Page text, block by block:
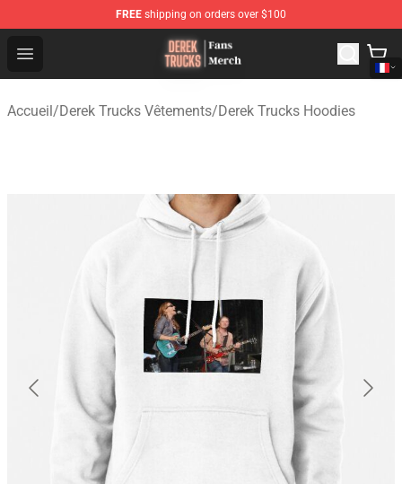
FREE shipping on orders over $100
Open menu
Derek Trucks Store - Official Derek Trucks Merchandise
Accueil/Derek Trucks Vêtements/Derek Trucks Hoodies